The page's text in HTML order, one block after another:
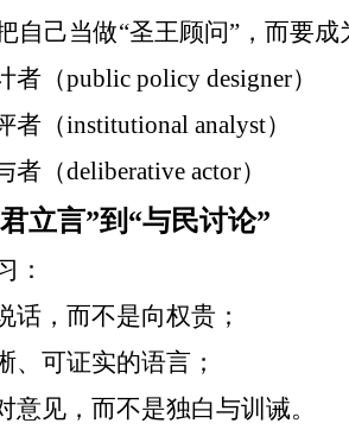
自己当做“圣王顾问”，而要成
者（public policy designer）
者（institutional analyst）
者（deliberative actor）
立言”到“与民讨论”
：
话，而不是向权贵；
、可证实的语言；
意见，而不是独白与训诫。